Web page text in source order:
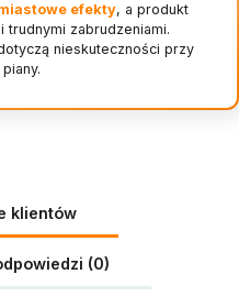
efekty, a produkt
zabrudzeniami.
nieskuteczności przy
klientów
(0)